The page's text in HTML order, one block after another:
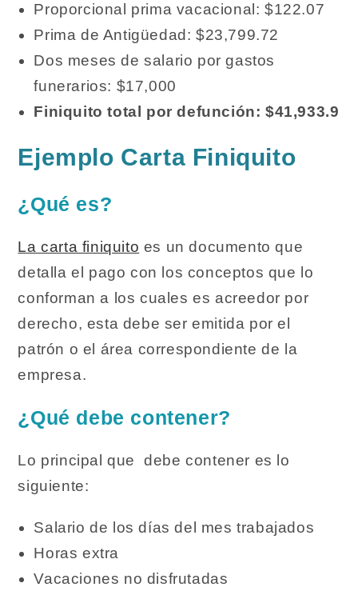
Proporcional prima vacacional: $122.07
Prima de Antigüedad: $23,799.72
Dos meses de salario por gastos
funerarios: $17,000
Finiquito total por defunción: $41,933.9
Ejemplo Carta Finiquito
¿Qué es?
La carta finiquito es un documento que
detalla el pago con los conceptos que lo
conforman a los cuales es acreedor por
derecho, esta debe ser emitida por el
patrón o el área correspondiente de la
empresa.
¿Qué debe contener?
Lo principal que debe contener es lo
siguiente:
Salario de los días del mes trabajados
Horas extra
Vacaciones no disfrutadas